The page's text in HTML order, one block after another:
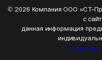
© 2026 Компания ООО «СТ-
с
данная информация
Политика